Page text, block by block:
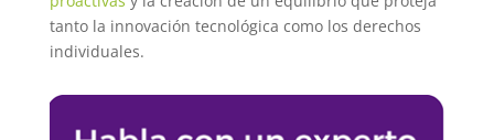
tanto la innovación tecnológica como los derechos
individuales.